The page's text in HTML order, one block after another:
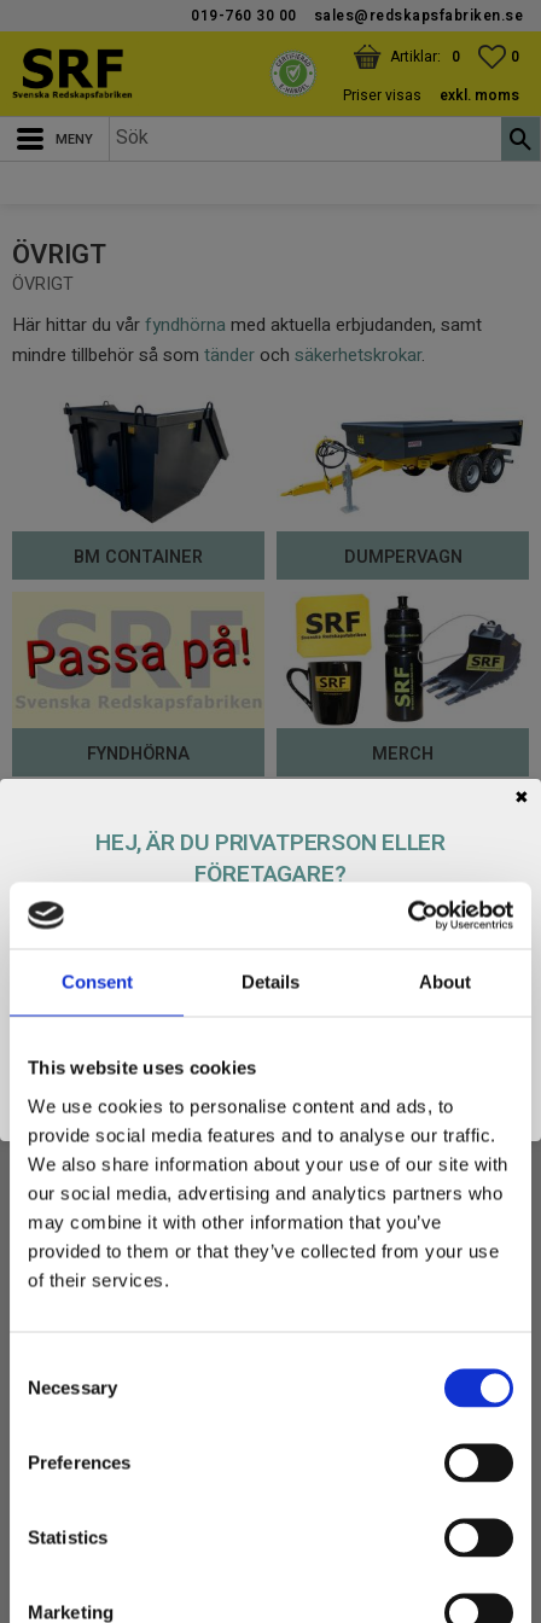
Consent Details About
This website uses cookies
We use cookies to personalise content and ads, to
provide social media features and to analyse our traffic.
We also share information about your use of our site with
our social media, advertising and analytics partners who
may combine it with other information that you’ve
provided to them or that they’ve collected from your use
of their services.
Necessary
Preferences
Statistics
Marketing
Meny
019-760 30 00 sales@redskapsfabriken.se
0
KUNDVAGN
ANTAL PRODUKTER:
0
Priser visas
exkl. moms
ÖVRIGT
ÖVRIGT
Här hittar du vårfyndhörna med aktuella erbjudanden, samt
mindre tillbehör så som tänderoch säkerhetskrokar.
BM CONTAINER DUMPERVAGN
FYNDHÖRNA MERCH
TILLBEHÖR VÄGSTÅL
NYHETSBREV
Håll dig uppdaterad och få de senaste nyheterna och utvalda
erbjudanden direkt i din e-post. Anmäl dig till vårt nyhetsbrev
Dina personuppgifter behandlas i enlighet med vår
HEJ, ÄR DU PRIVATPERSON ELLER
FÖRETAGARE?
PRIVAT FÖRETAG
✖